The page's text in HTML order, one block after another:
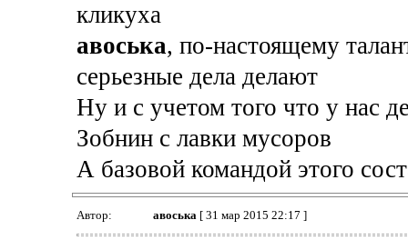
кликуха
авоська, по-настоящему
серьезные дела делают
Ну и с учетом того что у нас
Зобнин с лавки мусоров
А базовой командой этого
Автор: авоська[ 31 мар 2015 22:17 ]